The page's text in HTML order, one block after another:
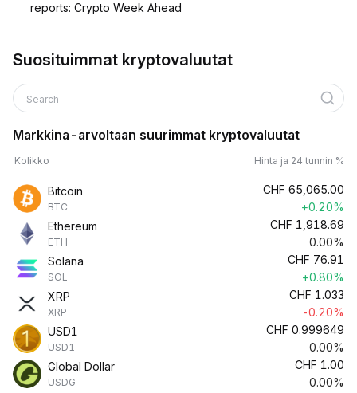
reports: Crypto Week Ahead
Suosituimmat kryptovaluutat
Search
Markkina-arvoltaan suurimmat kryptovaluutat
Kolikko Hinta ja 24 tunnin %
Bitcoin
BTC
CHF 65,065.00
+0.20%
Ethereum
ETH
CHF 1,918.69
0.00%
Solana
SOL
CHF 76.91
+0.80%
XRP
XRP
CHF 1.033
-0.20%
USD1
USD1
CHF 0.999649
0.00%
Global Dollar
USDG
CHF 1.00
0.00%